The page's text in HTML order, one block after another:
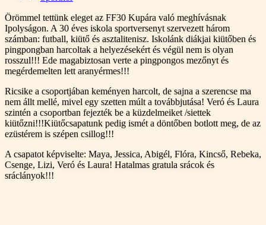
Örömmel tettünk eleget az FF30 Kupára való meghívásnak
Ipolyságon. A 30 éves iskola sportversenyt szervezett három
számban: futball, kiütő és asztalitenisz. Iskolánk diákjai kiütőben és
pingpongban harcoltak a helyezésekért és végül nem is olyan
rosszul!!! Ede magabiztosan verte a pingpongos mezőnyt és
megérdemelten lett aranyérmes!!!
Ricsike a csoportjában keményen harcolt, de sajna a szerencse ma
nem állt mellé, mivel egy szetten múlt a továbbjutása! Veró és Laura
szintén a csoportban fejezték be a küzdelmeiket /siettek
kiütőzni!!!Kiütőcsapatunk pedig ismét a döntőben botlott meg, de az
ezüstérem is szépen csillog!!!
A csapatot képviselte: Maya, Jessica, Abigél, Flóra, Kincső, Rebeka,
Csenge, Lizi, Veró és Laura! Hatalmas gratula srácok és
sráclányok!!!